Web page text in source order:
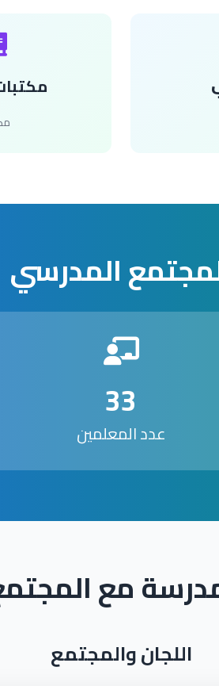
المدرسي
33
عدد المعلمين
مع
اللجان والمجتمع